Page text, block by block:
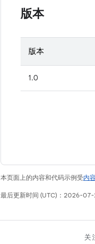
版本
版本
1.0
本页面上的内容和代码示例受内
最后更新时间 (UTC)：2026-07-
关